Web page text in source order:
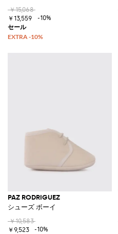
￥15,068
￥13,559
-10%
PAZ RODRIGUEZ
シューズ ボーイ
￥10,583
￥9,523
-10%